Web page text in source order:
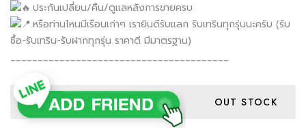
.ประกันเปลี่ยน/คืน/ดูแลหลังการขายครบ
.หรือท่านไหนมีเรือนเก่าๆ เรายินดีรับแลก รับเทรินทุกรุ่นนะครับ (รับ
ซื้อ-รับเทริน-รับฝากทุกรุ่น ราคาดี มีมาตรฐาน)
________________________________________
OUT STOCK